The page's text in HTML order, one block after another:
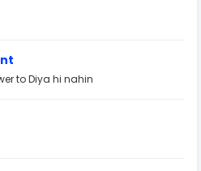
to Diya hi nahin